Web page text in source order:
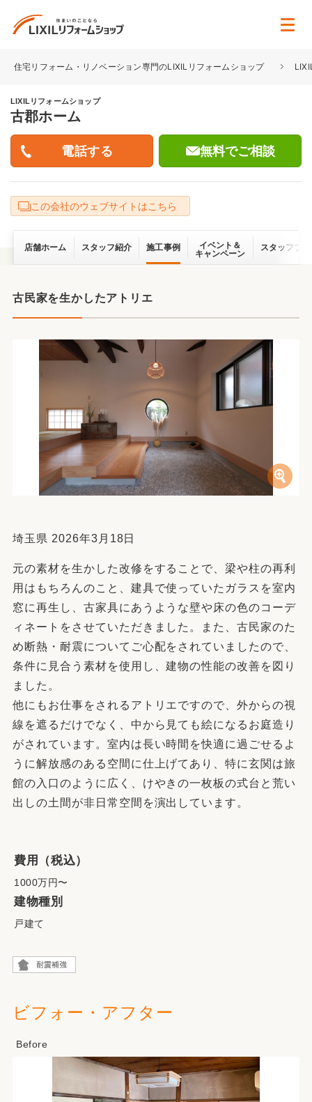
住宅リフォーム・リノベーション専門のLIXILリフォームショップ
LIXILリフォームショップ
古郡ホーム
無料でご相談
この会社のウェブサイトはこちら
店舗ホーム スタッフ紹介 施工事例
イベント＆
キャンペーン
スタッフブ
古民家を生かしたアトリエ
埼玉県 2026年3月18日
元の素材を生かした改修をすることで、梁や柱の再利
用はもちろんのこと、建具で使っていたガラスを室内
窓に再生し、古家具にあうような壁や床の色のコーデ
ィネートをさせていただきました。また、古民家のた
め断熱・耐震についてご心配をされていましたので、
条件に見合う素材を使用し、建物の性能の改善を図り
ました。
他にもお仕事をされるアトリエですので、外からの視
線を遮るだけでなく、中から見ても絵になるお庭造り
がされています。室内は長い時間を快適に過ごせるよ
うに解放感のある空間に仕上げてあり、特に玄関は旅
館の入口のように広く、けやきの一枚板の式台と荒い
出しの土間が非日常空間を演出しています。
費用（税込）
1000万円〜
建物種別
戸建て
ビフォー・アフター